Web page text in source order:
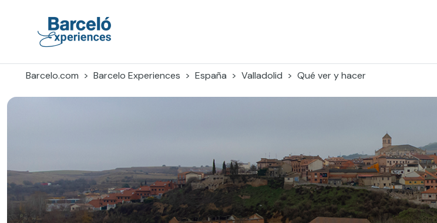
Barcelo.com Barcelo Experiences España Valladolid Qué ver y hacer